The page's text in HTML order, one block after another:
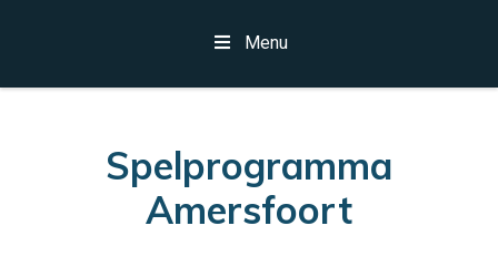
Menu
Spelprogramma
Amersfoort